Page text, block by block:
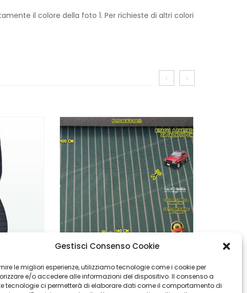
Gestisci Consenso Cookie
le migliori esperienze, utilizziamo tecnologie come i cookie per
e/o accedere alle informazioni del dispositivo. Il consenso a
tecnologie ci permetterà di elaborare dati come il comportamento di
il colore della foto 1. Per richieste di altri colori
Coprisedili Imbottiti Fiat Panda 141 1986-2003 – Anteriori Da Cucire
Tessuto Al Metro Per Fiat Panda 141 1986-2003 – Originale Vintage
54,90
€ 29,90
€